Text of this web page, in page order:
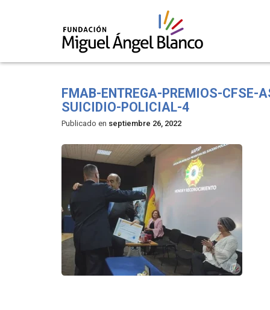
FMAB-ENTREGA-PREMIOS-CFSE-
SUICIDIO-POLICIAL-4
Publicado en septiembre 26, 2022